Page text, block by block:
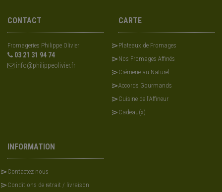
CONTACT
Fromageries Philippe Olivier
03 21 31 94 74
info@philippeolivier.fr
CARTE
Plateaux de Fromages
Nos Fromages Affinés
Crémerie au Naturel
Accords Gourmands
Cuisine de l'Affineur
Cadeau(x)
INFORMATION
Contactez nous
Conditions de retrait / livraison